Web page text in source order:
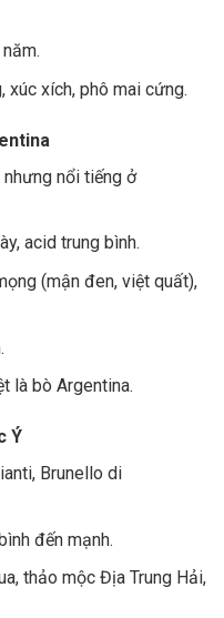
xúc xích, phô mai cứng.
nhưng nổi tiếng ở
acid trung bình.
(mận đen, việt quất),
là bò Argentina.
Ý
Brunello di
đến mạnh.
thảo mộc Địa Trung Hải,